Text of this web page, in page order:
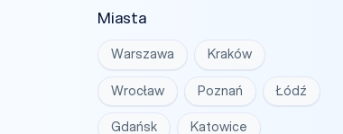
Miasta
Warszawa Kraków
Wrocław Poznań Łódź
Gdańsk Katowice